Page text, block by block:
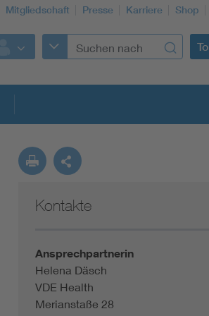
Mitgliedschaft Presse Karriere Shop
Building Services Engineering
Information and communications
Education + profession
Kontakte
Ansprechpartnerin
Helena Däsch
VDE Health
Merianstaße 28